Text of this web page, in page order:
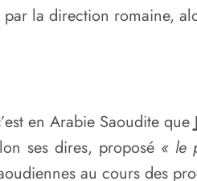
par la direction romaine,
en Arabie Saoudite que
ses dires, proposé « le
au cours des